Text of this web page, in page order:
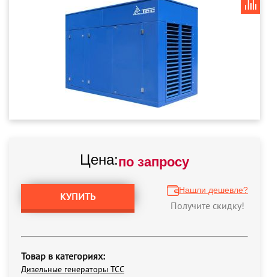
Цена:по запросу
КУПИТЬ
Нашли дешевле?
Получите скидку!
Товар в категориях:
Дизельные генераторы ТСС